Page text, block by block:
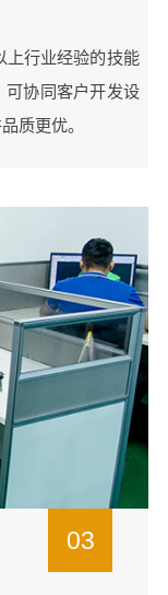
上行业经验的技能
可协同客户开发设
质更优。
03